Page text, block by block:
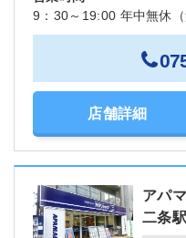
9：30～19:00 年中無休（
店舗詳細
アパ
二条